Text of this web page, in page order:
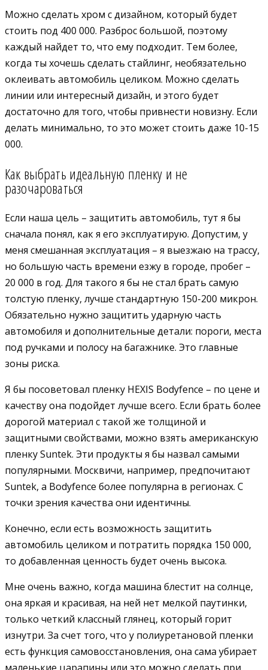
Можно сделать хром с дизайном, который будет
стоить под 400 000. Разброс большой, поэтому
каждый найдет то, что ему подходит. Тем более,
когда ты хочешь сделать стайлинг, необязательно
оклеивать автомобиль целиком. Можно сделать
линии или интересный дизайн, и этого будет
достаточно для того, чтобы привнести новизну. Если
делать минимально, то это может стоить даже 10-15
000.
Как выбрать идеальную пленку и не
разочароваться
Если наша цель – защитить автомобиль, тут я бы
сначала понял, как я его эксплуатирую. Допустим, у
меня смешанная эксплуатация – я выезжаю на трассу,
но большую часть времени езжу в городе, пробег –
20 000 в год. Для такого я бы не стал брать самую
толстую пленку, лучше стандартную 150-200 микрон.
Обязательно нужно защитить ударную часть
автомобиля и дополнительные детали: пороги, места
под ручками и полосу на багажнике. Это главные
зоны риска.
Я бы посоветовал пленку HEXIS Bodyfence – по цене и
качеству она подойдет лучше всего. Если брать более
дорогой материал с такой же толщиной и
защитными свойствами, можно взять американскую
пленку Suntek. Эти продукты я бы назвал самыми
популярными. Москвичи, например, предпочитают
Suntek, а Bodyfence более популярна в регионах. С
точки зрения качества они идентичны.
Конечно, если есть возможность защитить
автомобиль целиком и потратить порядка 150 000,
то добавленная ценность будет очень высока.
Мне очень важно, когда машина блестит на солнце,
она яркая и красивая, на ней нет мелкой паутинки,
только четкий классный глянец, который горит
изнутри. За счет того, что у полиуретановой пленки
есть функция самовосстановления, она сама убирает